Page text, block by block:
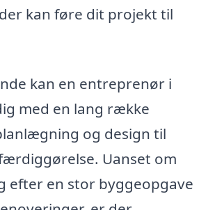
kan føre dit projekt til
kan en entreprenør i
med en lang række
og design til
Uanset om
efter en stor byggeopgave